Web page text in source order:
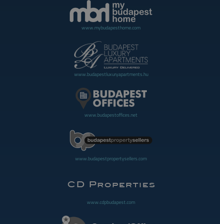
www.mybudapesthome.com
www.budapestluxuryapartments.hu
www.budapestoffices.net
www.budapestpropertysellers.com
www.cdpbudapest.com